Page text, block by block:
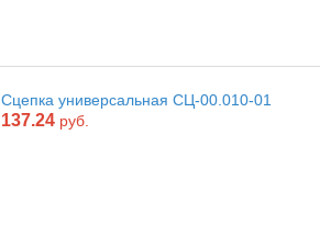
Сцепка универсальная СЦ-00.010-01
137.24 руб.